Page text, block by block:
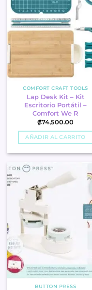
COMFORT CRAFT TOOLS
Lap Desk Kit – Kit
Escritorio Portátil –
Comfort We R
₡74,500.00
AÑADIR AL CARRITO
BUTTON PRESS